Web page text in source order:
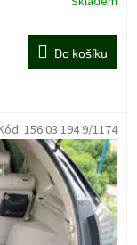
Do košíku
156 03 194 9/1174